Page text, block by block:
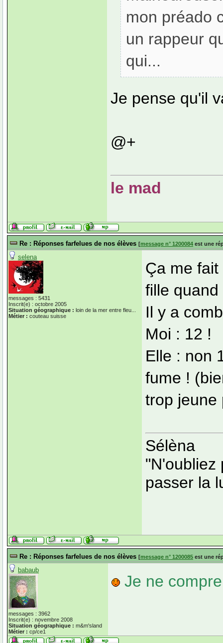
mon préado
un rappeur
qui...
Je pense qu'il
@+
le mad
Re : Réponses farfelues de nos élèves [message n° 1200084 est une
selena
messages : 5431
Inscrit(e) : octobre 2005
Situation géographique : loin de la mer entre fleu...
Métier : couteau suisse
Ça me
fille
Il y a
Moi : 12 !
Elle : non
fume !
trop jeune
Sélèna
"N'oubliez
passer la
Re : Réponses farfelues de nos élèves [message n° 1200085 est une
babaub
messages : 3962
Inscrit(e) : novembre 2008
Situation géographique : m&m'sland
Métier : cp/ce1
Je ne